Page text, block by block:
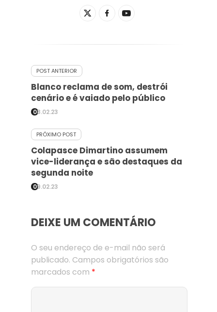
POST ANTERIOR
Blanco reclama de som, destrói
cenário e é vaiado pelo público
08.02.23
PRÓXIMO POST
Colapasce Dimartino assumem
vice-liderança e são destaques da
segunda noite
09.02.23
DEIXE UM COMENTÁRIO
O seu endereço de e-mail não será
publicado. Campos obrigatórios são
marcados com *